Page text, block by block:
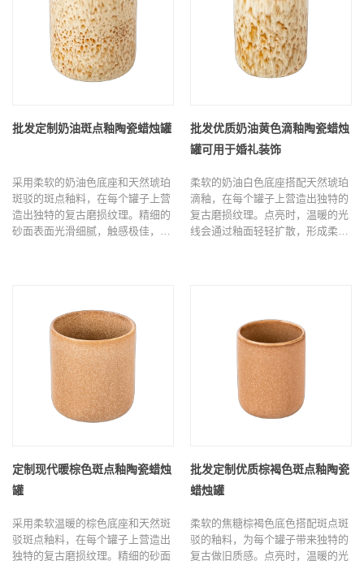
批发定制奶油斑点釉陶瓷蜡烛罐
采用柔软的奶油色底座和天然琥珀
斑驳的斑点釉料，在每个罐子上营
造出独特的复古磨损纹理。精细的
砂面表面光滑细腻，触感极佳，本
任何空间增添一抹轻松优雅的气
批发优质奶油黄色滴釉陶瓷蜡烛
罐可用于婚礼装饰
柔软的奶油白色底座搭配天然琥珀
滴釉，在每个罐子上营造出独特的
复古磨损纹理。点亮时，温暖的光
线会通过釉面轻轻扩散，形成柔和
定制现代暖棕色斑点釉陶瓷蜡烛
罐
采用柔软温暖的棕色底座和天然斑
驳斑点釉料，在每个罐子上营造出
独特的复古磨损纹理。精细的砂面
批发定制优质棕褐色斑点釉陶瓷
蜡烛罐
柔软的焦糖棕褐色底色搭配斑点斑
驳的釉料，为每个罐子带来独特的
复古做旧质感。点亮时，温暖的光